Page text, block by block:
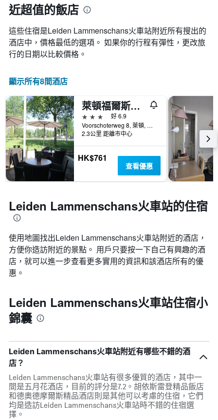
近超值的飯店
這些住宿是Leiden Lammenschans火車站​附近所有搜出的
酒店中，價格最低的選項。 如果你的行程有彈性，更改旅
行的日期以比較價格。
顯示所有8間酒店
萊頓福爾斯霍滕巴斯蒂歐酒店
3星級
好 6.9
Voorschoterweg 8, 萊頓, 南荷蘭, 荷蘭
2.3公里 距離市中心
HK$761
查看優惠
Leiden Lammenschans火車站的住宿
使用地圖找出Leiden Lammenschans火車站​附近的酒店，
方便你造訪附近的景點。 用戶只要按一下自己有興趣的酒
店，就可以進一步查看更多實用的資訊和該酒店所有的優
惠。
Leiden Lammenschans火車站住宿小
錦囊
Leiden Lammenschans火車站附近有哪些不錯的酒
店？
Leiden Lammenschans火車站有很多優質的酒店，其中一
間是五月花酒店，目前的評分是7.2。胡依斯雷登精品飯店
和德奧德摩爾斯精品酒店則是其他可以考慮的住宿，它們
均是造訪Leiden Lammenschans火車站時不錯的住宿選
擇。